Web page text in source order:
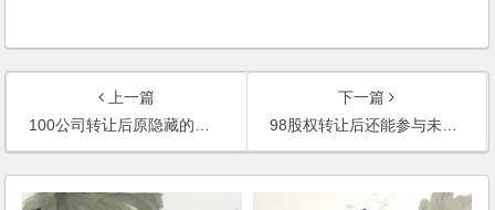
上一篇
100公司转让后原隐藏的债务由谁负责
下一篇
98股权转让后还能参与未分配利润的分配吗